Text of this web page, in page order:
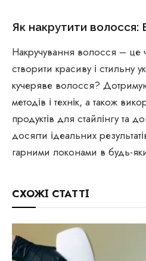
Як накрутити волосся:
Накручування волосся – це
створити красиву і стильну
кучеряве волосся?
методів і технік, а також
продуктів для стайлінгу та
досягти ідеальних
гарними локонами в будь-
СХОЖІ СТАТТІ